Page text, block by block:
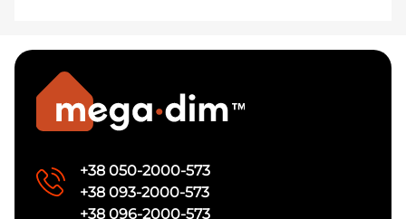
+38 050-2000-573
+38 093-2000-573
+38 096-2000-573